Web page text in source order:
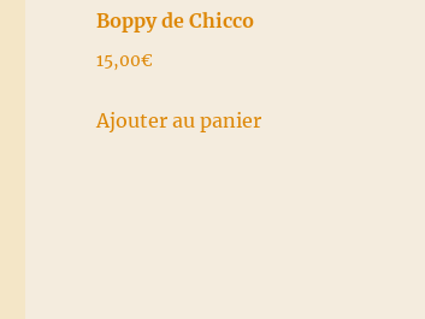
Boppy de Chicco
15,00€
Ajouter au panier